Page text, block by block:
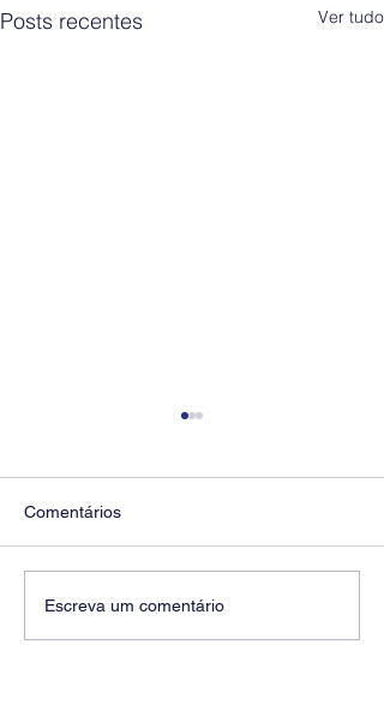
Posts recentes Ver tudo
SEEB Sorocaba visita
agências do Bradesco, dá
Comentários
Escreva um comentário